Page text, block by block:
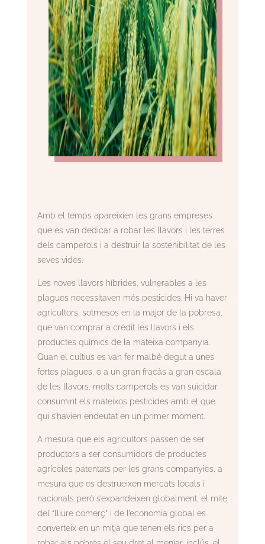
Amb el temps apareixien les grans empreses
que es van dedicar a robar les llavors i les terres
dels camperols i a destruir la sostenibilitat de les
seves vides.
Les noves llavors híbrides, vulnerables a les
plagues necessitaven més pesticides. Hi va haver
agricultors, sotmesos en la major de la pobresa,
que van comprar a crèdit les llavors i els
productes químics de la mateixa companyia.
Quan el cultius es van fer malbé degut a unes
fortes plagues, o a un gran fracàs a gran escala
de les llavors, molts camperols es van suïcidar
consumint els mateixos pesticides amb el que
qui s’havien endeutat en un primer moment.
A mesura que els agricultors passen de ser
productors a ser consumidors de productes
agrícoles patentats per les grans companyies, a
mesura que es destrueixen mercats locals i
nacionals però s’expandeixen globalment, el mite
del “lliure comerç” i de l’economia global es
converteix en un mitjà que tenen els rics per a